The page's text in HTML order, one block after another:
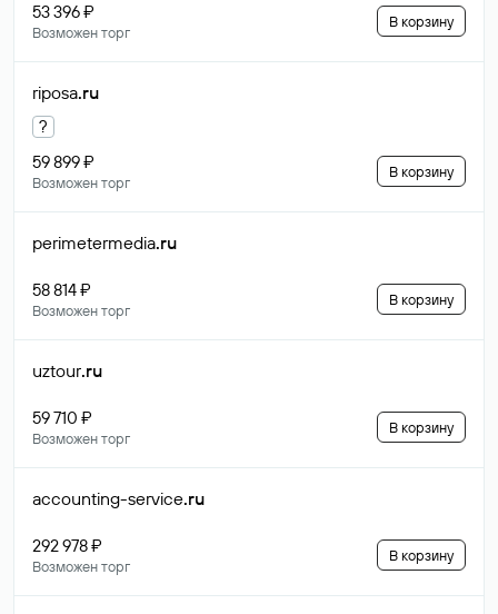
53 396 ₽
Возможен торг
В корзину
riposa.ru
?
59 899 ₽
Возможен торг
В корзину
perimetermedia.ru
58 814 ₽
Возможен торг
В корзину
uztour.ru
59 710 ₽
Возможен торг
В корзину
accounting-service.ru
292 978 ₽
Возможен торг
В корзину